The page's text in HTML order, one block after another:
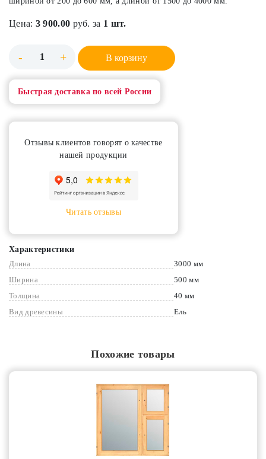
Цена: 3 900.00 руб. за 1 шт.
- + В корзину
Быстрая доставка по всей России
Отзывы клиентов говорят о качестве
нашей продукции
Читать отзывы
Характеристики
Длина
3000 мм
Ширина
500 мм
Толщина
40 мм
Вид древесины
Ель
Похожие товары